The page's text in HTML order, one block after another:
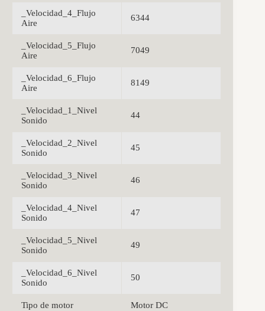
_Velocidad_4_Flujo
Aire
6344
_Velocidad_5_Flujo
Aire
7049
_Velocidad_6_Flujo
Aire
8149
_Velocidad_1_Nivel
Sonido
44
_Velocidad_2_Nivel
Sonido
45
_Velocidad_3_Nivel
Sonido
46
_Velocidad_4_Nivel
Sonido
47
_Velocidad_5_Nivel
Sonido
49
_Velocidad_6_Nivel
Sonido
50
Tipo de motor Motor DC